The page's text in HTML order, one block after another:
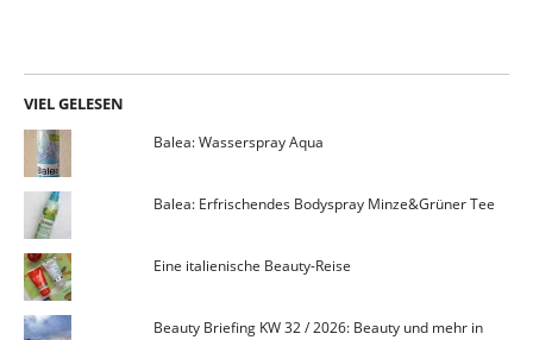
VIEL GELESEN
Balea: Wasserspray Aqua
Balea: Erfrischendes Bodyspray Minze&Grüner Tee
Eine italienische Beauty-Reise
Beauty Briefing KW 32 / 2026: Beauty und mehr in